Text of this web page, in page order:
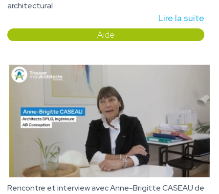
architectural
Lire la suite
Aide
Rencontre et interview avec Anne-Brigitte CASEAU de